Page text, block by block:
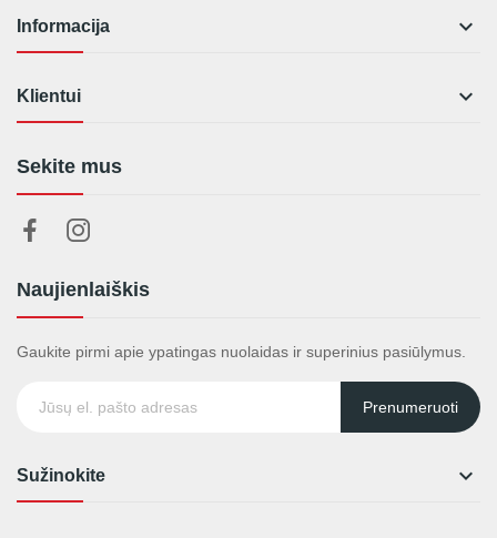
Informacija 
Klientui 
Sekite mus
Naujienlaiškis
Gaukite pirmi apie ypatingas nuolaidas ir superinius pasiūlymus.
Prenumeruoti
Sužinokite 